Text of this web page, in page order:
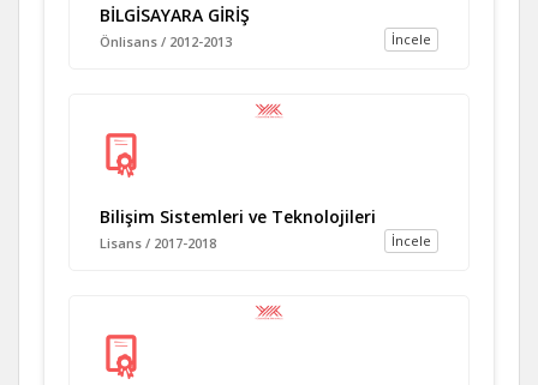
BİLGİSAYARA GİRİŞ
İncele
Önlisans / 2012-2013
Bilişim Sistemleri ve Teknolojileri
İncele
Lisans / 2017-2018